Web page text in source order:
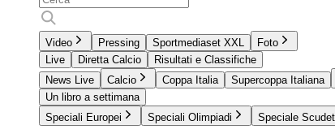
Video Pressing Sportmediaset XXL
Foto
Live
Diretta Calcio
Risultati e Classifiche
News Live
Calcio Coppa Italia Supercoppa Italiana
Un libro a settimana
Speciali Europei
Speciali Olimpiadi Speciale